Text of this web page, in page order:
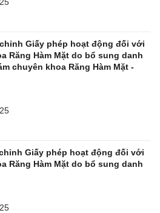
Giấy phép hoạt động đối với
Răng Hàm Mặt do bổ sung danh
chuyên khoa Răng Hàm Mặt -
Giấy phép hoạt động đối với
Răng Hàm Mặt do bổ sung danh